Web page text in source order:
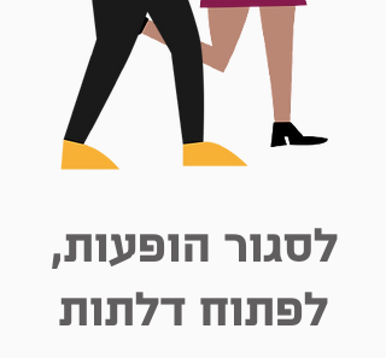
לסגור הופעות,
לפתוח דלתות